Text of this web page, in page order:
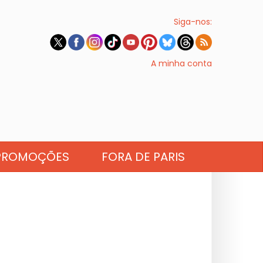
Siga-nos:
A minha conta
FORA DE PARIS